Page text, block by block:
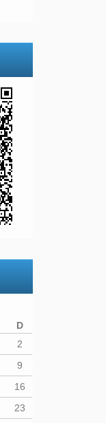
D
2
9
16
23